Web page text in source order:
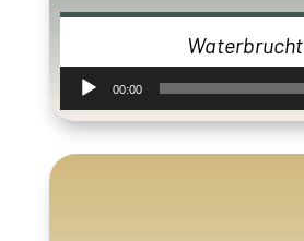
Waterbrucht
Audiospeler
00:00